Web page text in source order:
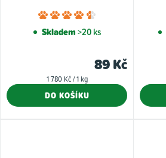
Průměrné
hodnocení
je
4,5
z
Skladem>20 ks
89 Kč
Měrná
1 780 Kč / 1 kg
DO KOŠÍKU